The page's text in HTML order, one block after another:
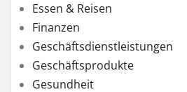
Essen & Reisen
Finanzen
Geschäftsdienstleistungen
Geschäftsprodukte
Gesundheit